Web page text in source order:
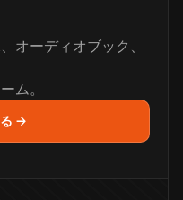
オーディオブック、
ム。
→